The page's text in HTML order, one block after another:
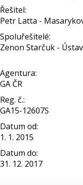
Řešitel:
Petr Latta -
Spoluřešitelé:
Zenon Starčuk -
Agentura:
GA ČR
Reg. č.:
GA15-12607S
Datum od:
1. 1. 2015
Datum do:
31. 12. 2017